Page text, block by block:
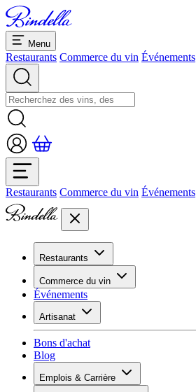
Menu
Restaurants Commerce du vin Événements
Restaurants Commerce du vin Événements
Restaurants
Aperçu restaurants
Banquets et séminaires
Dolcezze
Commerce du vin
Overview
Assortiment
Vinotecas
Inspiration
Savoir sur le vin
Événements
Artisanat
Aperçu
Plâtrer
Bons d'achat
Blog
Emplois & Carrière